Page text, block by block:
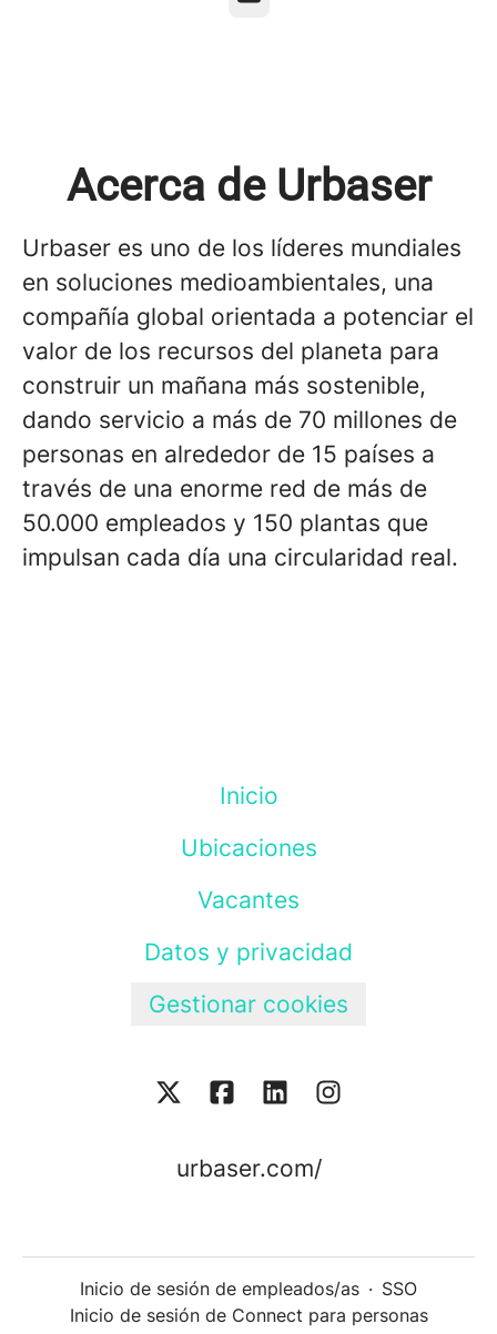
Acerca de Urbaser
Urbaser es uno de los líderes mundiales
en soluciones medioambientales, una
compañía global orientada a potenciar el
valor de los recursos del planeta para
construir un mañana más sostenible,
dando servicio a más de 70 millones de
personas en alrededor de 15 países a
través de una enorme red de más de
50.000 empleados y 150 plantas que
impulsan cada día una circularidad real.
Inicio
Ubicaciones
Vacantes
Datos y privacidad
Gestionar cookies
urbaser.com/
Inicio de sesión de empleados/as · SSO
Inicio de sesión de Connect para personas